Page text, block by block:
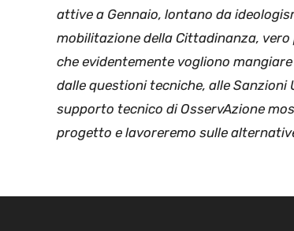
attive a Gennaio, lontano da
mobilitazione della Cittadinanza, vero
che evidentemente vogliono
dalle questioni tecniche, alle Sanzioni
supporto tecnico di OsservAzione
progetto e lavoreremo sulle